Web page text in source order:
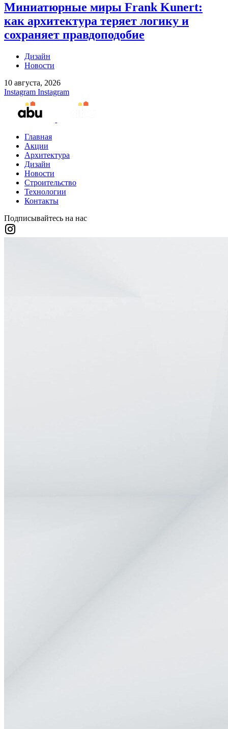
Миниатюрные миры Frank Kunert:
как архитектура теряет логику и
сохраняет правдоподобие
Дизайн
Новости
10 августа, 2026
Instagram Instagram
Главная
Акции
Архитектура
Дизайн
Новости
Строительство
Технологии
Контакты
Подписывайтесь на нас